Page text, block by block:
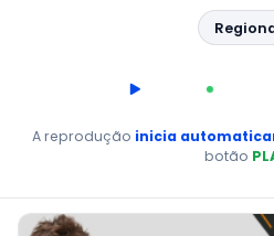
AO VIVO
A reprodução inicia
botão